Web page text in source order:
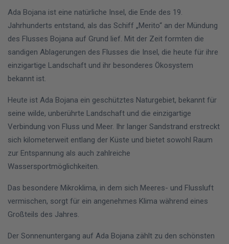
Ada Bojana ist eine natürliche Insel, die Ende des 19.
Jahrhunderts entstand, als das Schiff „Merito“ an der Mündung
des Flusses Bojana auf Grund lief. Mit der Zeit formten die
sandigen Ablagerungen des Flusses die Insel, die heute für ihre
einzigartige Landschaft und ihr besonderes Ökosystem
bekannt ist.
Heute ist Ada Bojana ein geschütztes Naturgebiet, bekannt für
seine wilde, unberührte Landschaft und die einzigartige
Verbindung von Fluss und Meer. Ihr langer Sandstrand erstreckt
sich kilometerweit entlang der Küste und bietet sowohl Raum
zur Entspannung als auch zahlreiche
Wassersportmöglichkeiten.
Das besondere Mikroklima, in dem sich Meeres- und Flussluft
vermischen, sorgt für ein angenehmes Klima während eines
Großteils des Jahres.
Der Sonnenuntergang auf Ada Bojana zählt zu den schönsten